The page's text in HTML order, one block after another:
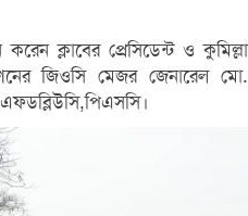
ক্লাবের প্রেসিডেন্ট ও কুমিল্লা
জিওসি মেজর জেনারেল মো.